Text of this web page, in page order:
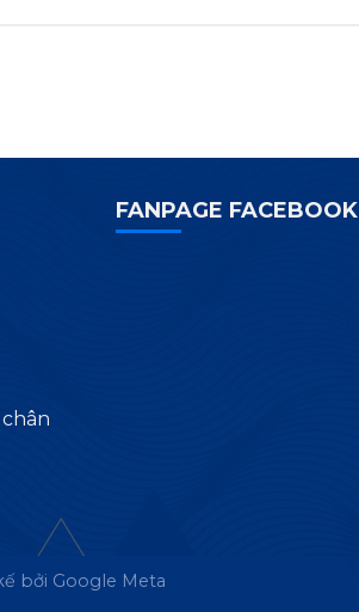
FANPAGE FACEBOOK
bởi Google Meta